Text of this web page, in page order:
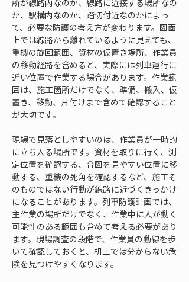
所が線路内なのか、線路に近接する場所なの
か、駅構内なのか、踏切付近なのかによっ
て、必要な防護の考え方が変わります。図面
上では線路から離れているように見えても、
重機の旋回範囲、資材の仮置き場所、作業員
の移動経路を含めると、実際には列車運行に
近い位置で作業する場合があります。作業範
囲は、施工箇所だけでなく、準備、搬入、仮
置き、移動、片付けまで含めて確認すること
が大切です。
現場で見落としやすいのは、作業員が一時的
に立ち入る場所です。資材を取りに行く、測
定位置を確認する、合図を見やすい位置に移
動する、重機の死角を確認するなど、施工そ
のものではない行動が線路に近づくきっかけ
になることがあります。列車防護計画では、
主作業の場所だけでなく、作業中に人が動く
可能性のある範囲も含めて考える必要があり
ます。現場調査の段階で、作業員の動線を歩
いて確認しておくと、机上では分からない危
険を見つけやすくなります。